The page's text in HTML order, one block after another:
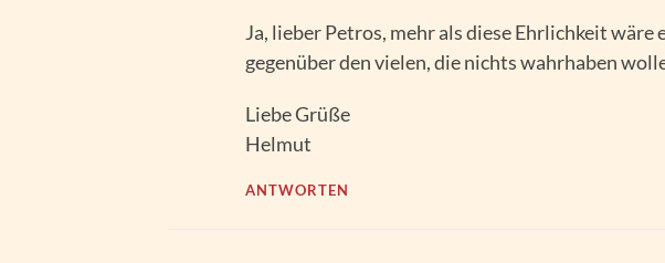
Ja, lieber Petros, mehr als diese Ehrlichkeit
gegenüber den vielen, die nichts wahrhaben
Liebe Grüße
Helmut
ANTWORTEN